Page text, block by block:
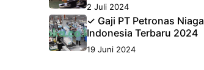
2 Juli 2024
✓ Gaji PT Petronas Niaga
Indonesia Terbaru 2024
19 Juni 2024